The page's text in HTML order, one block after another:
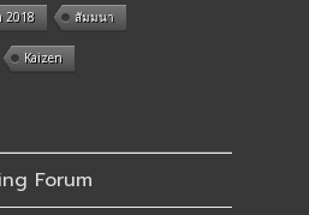
2018 สัมมนา
Kaizen
Forum